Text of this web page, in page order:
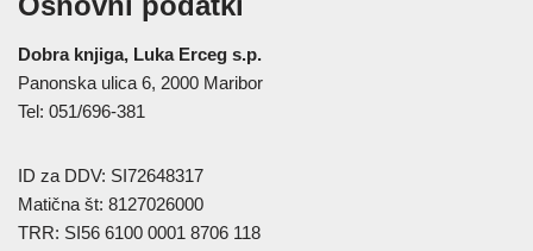
Dobra knjiga, Luka Erceg s.p.
Panonska ulica 6, 2000 Maribor
Tel: 051/696-381
ID za DDV: SI72648317
Matična št: 8127026000
TRR: SI56 6100 0001 8706 118